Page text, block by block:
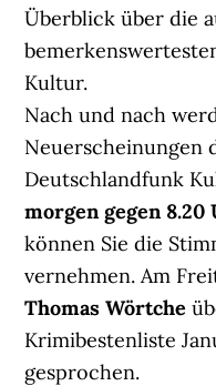
Überblick über die
Kultur.
Nach und nach
Neuerscheinungen
Deutschlandfunk
morgen gegen 8.20
können Sie die
vernehmen. Am
Thomas Wörtche
Krimibestenliste
gesprochen.